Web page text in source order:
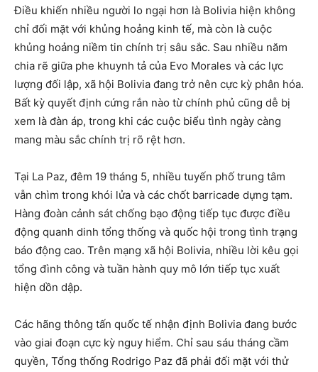
Điều khiến nhiều người lo ngại hơn là Bolivia hiện không
chỉ đối mặt với khủng hoảng kinh tế, mà còn là cuộc
khủng hoảng niềm tin chính trị sâu sắc. Sau nhiều năm
chia rẽ giữa phe khuynh tả của Evo Morales và các lực
lượng đối lập, xã hội Bolivia đang trở nên cực kỳ phân hóa.
Bất kỳ quyết định cứng rắn nào từ chính phủ cũng dễ bị
xem là đàn áp, trong khi các cuộc biểu tình ngày càng
mang màu sắc chính trị rõ rệt hơn.
Tại La Paz, đêm 19 tháng 5, nhiều tuyến phố trung tâm
vẫn chìm trong khói lửa và các chốt barricade dựng tạm.
Hàng đoàn cảnh sát chống bạo động tiếp tục được điều
động quanh dinh tổng thống và quốc hội trong tình trạng
báo động cao. Trên mạng xã hội Bolivia, nhiều lời kêu gọi
tổng đình công và tuần hành quy mô lớn tiếp tục xuất
hiện dồn dập.
Các hãng thông tấn quốc tế nhận định Bolivia đang bước
vào giai đoạn cực kỳ nguy hiểm. Chỉ sau sáu tháng cầm
quyền, Tổng thống Rodrigo Paz đã phải đối mặt với thử